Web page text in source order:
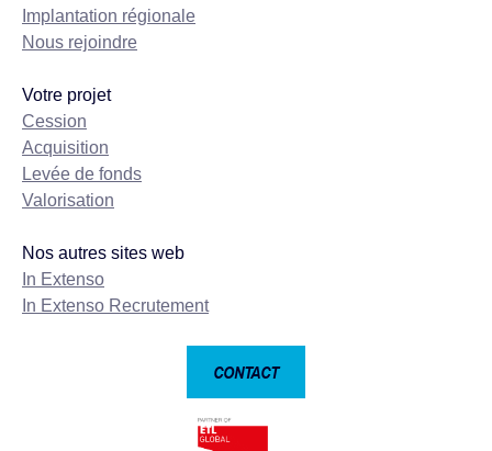
Implantation régionale
Nous rejoindre
Votre projet
Cession
Acquisition
Levée de fonds
Valorisation
Nos autres sites web
In Extenso
In Extenso Recrutement
CONTACT